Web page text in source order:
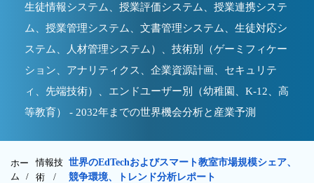
生徒情報システム、授業評価システム、授業連携システ
ム、授業管理システム、文書管理システム、生徒対応シ
ステム、人材管理システム）、技術別（ゲーミフィケー
ション、アナリティクス、企業資源計画、セキュリテ
ィ、先端技術）、エンドユーザー別（幼稚園、K-12、高
等教育） - 2032年までの世界機会分析と産業予測
ホー
ム /
情報技
術/
世界のEdTechおよびスマート教室市場規模シェア、
競争環境、トレンド分析レポート